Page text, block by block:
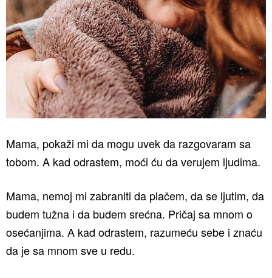
Mama, pokaži mi da mogu uvek da razgovaram sa
tobom. A kad odrastem, moći ću da verujem ljudima.
Mama, nemoj mi zabraniti da plačem, da se ljutim, da
budem tužna i da budem srećna. Pričaj sa mnom o
osećanjima. A kad odrastem, razumeću sebe i znaću
da je sa mnom sve u redu.